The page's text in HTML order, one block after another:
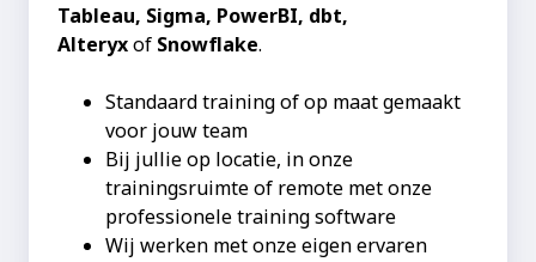
Tableau, Sigma, PowerBI, dbt,
Alteryxof Snowflake.
Standaard training of op maat gemaakt
voor jouw team
Bij jullie op locatie, in onze
trainingsruimte of remote met onze
professionele training software
Wij werken met onze eigen ervaren